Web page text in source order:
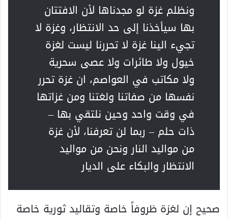
ونظلم غزة لو مجدناها لأن الافتتان
بها سيأخذنا إلى حد الانتظار، وغزة لا
تجيء الينا غزة لا تحررنا ليست لغزة
خيول ولا طائرات ولا عصى سحرية
ولا مکاتب في العواصم، ان غزة تحرر
نفسها من صفاتنا ولغتنا ومن غزاتها
في وقت واحد وحين نلتقي بها –
ذات حلم – ربما لن تعرفنا، لأن غزة
من مواليد النار ونحن من مواليد
الانتظار والبکاء على الديار
صحيح إن لغزة ظروفاً خاصة وتقاليد ثورية خاصة